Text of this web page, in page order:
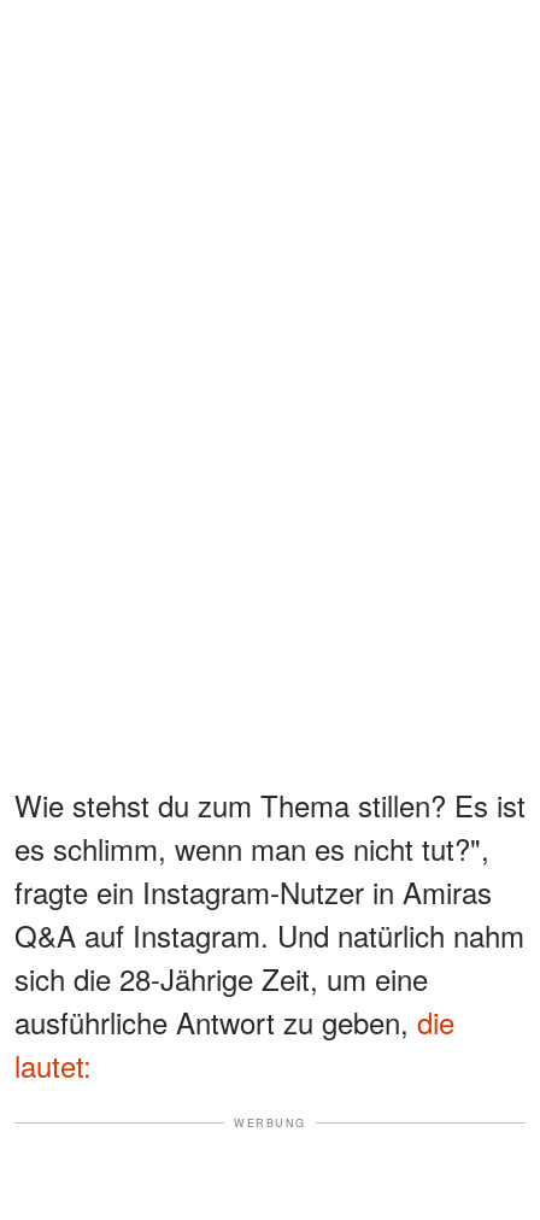
Wie stehst du zum Thema stillen? Es ist
es schlimm, wenn man es nicht tut?",
fragte ein Instagram-Nutzer in Amiras
Q&A auf Instagram. Und natürlich nahm
sich die 28-Jährige Zeit, um eine
ausführliche Antwort zu geben, die
lautet:
WERBUNG